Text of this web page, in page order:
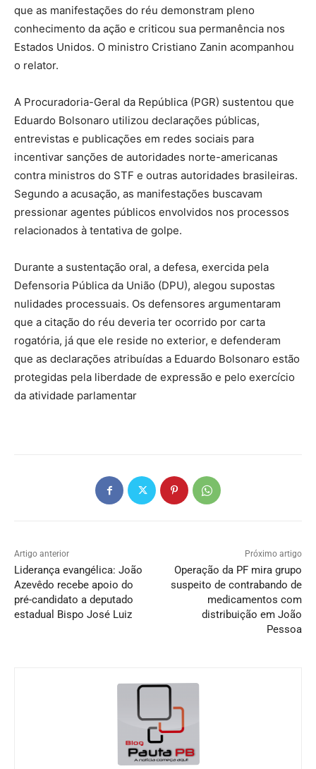
que as manifestações do réu demonstram pleno
conhecimento da ação e criticou sua permanência nos
Estados Unidos. O ministro Cristiano Zanin acompanhou
o relator.
A Procuradoria-Geral da República (PGR) sustentou que
Eduardo Bolsonaro utilizou declarações públicas,
entrevistas e publicações em redes sociais para
incentivar sanções de autoridades norte-americanas
contra ministros do STF e outras autoridades brasileiras.
Segundo a acusação, as manifestações buscavam
pressionar agentes públicos envolvidos nos processos
relacionados à tentativa de golpe.
Durante a sustentação oral, a defesa, exercida pela
Defensoria Pública da União (DPU), alegou supostas
nulidades processuais. Os defensores argumentaram
que a citação do réu deveria ter ocorrido por carta
rogatória, já que ele reside no exterior, e defenderam
que as declarações atribuídas a Eduardo Bolsonaro estão
protegidas pela liberdade de expressão e pelo exercício
da atividade parlamentar
Artigo anterior
Liderança evangélica: João
Azevêdo recebe apoio do
pré-candidato a deputado
estadual Bispo José Luiz
Próximo artigo
Operação da PF mira grupo
suspeito de contrabando de
medicamentos com
distribuição em João
Pessoa